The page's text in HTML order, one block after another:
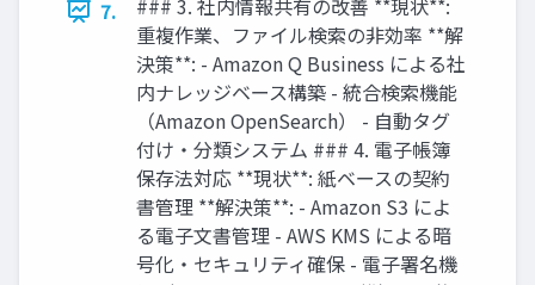
7.
### 3. 社内情報共有の改善 **現状**:
重複作業、ファイル検索の非効率 **解
決策**: - Amazon Q Business による社
内ナレッジベース構築 - 統合検索機能
（Amazon OpenSearch） - 自動タグ
付け・分類システム ### 4. 電子帳簿
保存法対応 **現状**: 紙ベースの契約
書管理 **解決策**: - Amazon S3 によ
る電子文書管理 - AWS KMS による暗
号化・セキュリティ確保 - 電子署名機